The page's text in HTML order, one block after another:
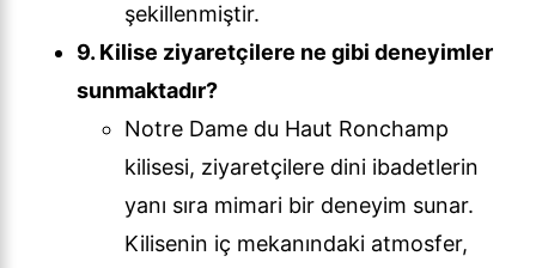
şekillenmiştir.
9. Kilise ziyaretçilere ne gibi deneyimler
sunmaktadır?
Notre Dame du Haut Ronchamp
kilisesi, ziyaretçilere dini ibadetlerin
yanı sıra mimari bir deneyim sunar.
Kilisenin iç mekanındaki atmosfer,